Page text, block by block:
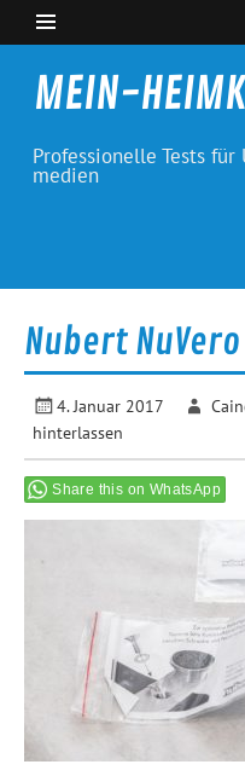
Skip
content
MEIN-
Professionelle Tests
medien
Nubert
4. Januar 2017
hinterlassen
Share this on WhatsApp